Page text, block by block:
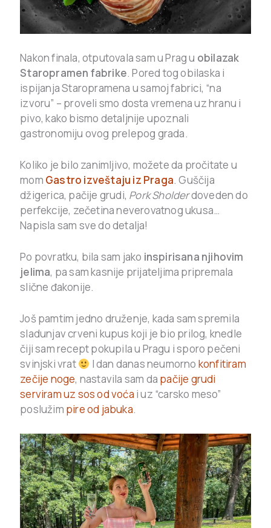
Nakon finala, otputovala sam u Prag u obilazak
Staropramen fabrike. Pored tog obilaska i
ispijanja Staropramena u samoj fabrici, “na
izvoru” – proveli smo dosta vremena uz hranu i
pivo, kako bismo detaljnije upoznali
gastronomiju ovog prelepog grada.
Koliko je bilo zanimljivo, možete da pročitate u
mom Gastro izveštaju iz Praga. Guščija
džigerica, pačije grudi, Pork Sholderdoveden do
perfekcije, zečetina neverovatnog ukusa…
Napisla sam sve do detalja!
Po povratku, bila sam jako inspirisana njihovim
jelima, pa sam kasnije prijateljima pripremala
slične đakonije.
Još pamtim jedno druženje, kada sam spremila
sladunjav crveni kupus koji je bio prilog, knedle
čiji sam recept pokupila u Pragu i sporo pečeni
svinjski vrat
I dan danas neumorno konfitiram
zečije noge, nastavila sam da pačije grudi
serviram uz sos od voća i uz “carsko meso”
poslužim pire od jabuka.